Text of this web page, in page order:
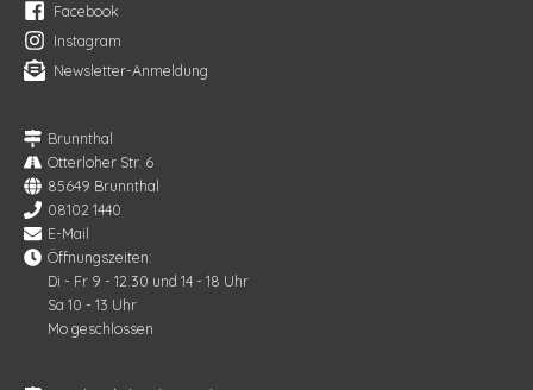
Facebook
Instagram
Newsletter-Anmeldung
Brunnthal
Otterloher Str. 6
85649 Brunnthal
08102 1440
E-Mail
Öffnungszeiten:
Di - Fr 9 - 12.30 und 14 - 18 Uhr
Sa 10 - 13 Uhr
Mo geschlossen